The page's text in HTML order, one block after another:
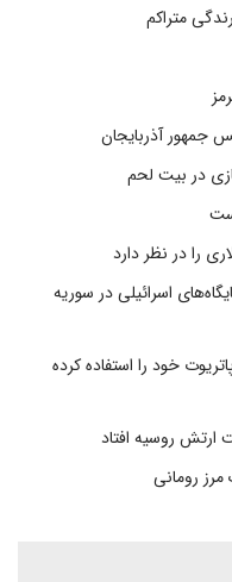
متراکم
جمهور آذربایجان
در بیت‌ لحم
اسرائیلی در سوریه
پاتریوت خود را استفاده کرده
ارتش روسیه افتاد
مرز رومانی